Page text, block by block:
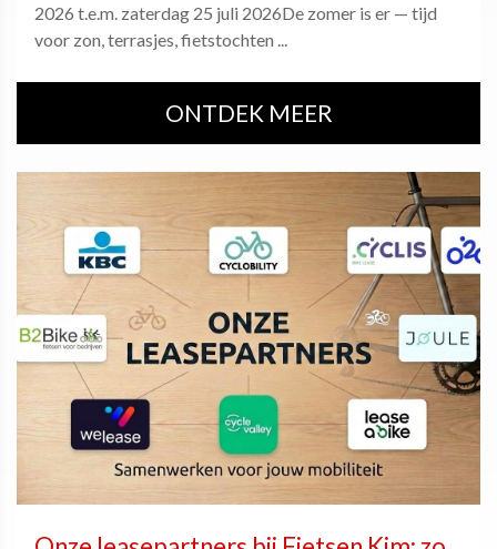
2026 t.e.m. zaterdag 25 juli 2026De zomer is er — tijd
voor zon, terrasjes, fietstochten ...
ONTDEK MEER